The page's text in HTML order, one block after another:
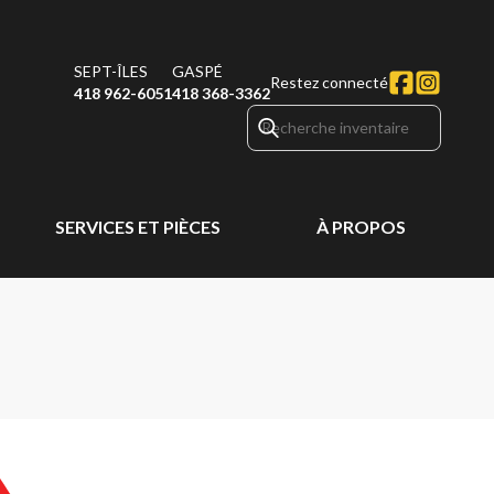
SEPT-ÎLES
418 962-6051
GASPÉ
418 368-3362
Restez connecté
SERVICES ET PIÈCES À PROPOS